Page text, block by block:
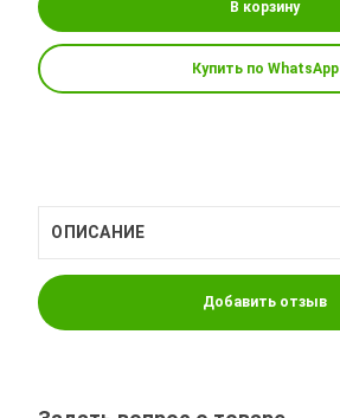
В корзину
Купить по WhatsApp
ОПИСАНИЕ
Добавить отзыв